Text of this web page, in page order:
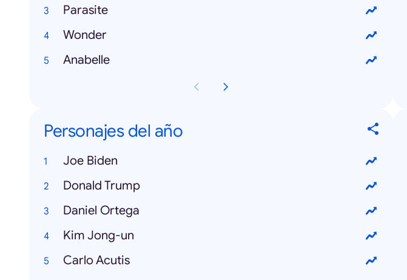
Parasite
Wonder
Anabelle
Personajes del año
Joe Biden
Donald Trump
Daniel Ortega
Kim Jong-un
Carlo Acutis